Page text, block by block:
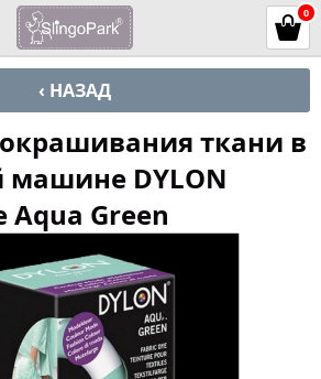
0
‹ НАЗАД
ткани в
машине DYLON
Aqua Green